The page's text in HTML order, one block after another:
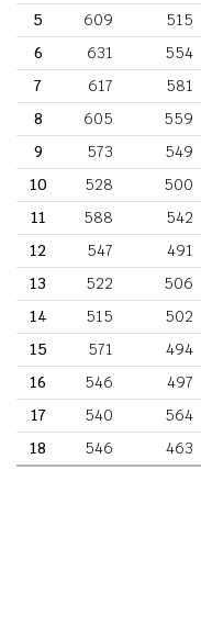
5
609 515
6
631 554
7
617 581
8
605 559
9
573 549
10
528 500
11
588 542
12
547 491
13
522 506
14
515 502
15
571 494
16
546 497
17
540 564
18
546 463